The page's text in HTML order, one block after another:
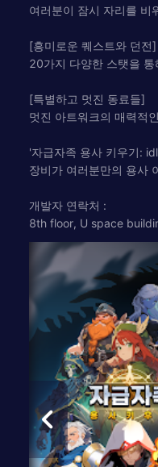
여러분이 잠시 자리를 비
[흥미로운 퀘스트와 던전]
20가지 다양한 스탯을
[특별하고 멋진 동료들]
멋진 아트워크의 매력적
'자급자족 용사 키우기:
장비가 여러분만의 용사
개발자 연락처 :
8th floor, U space